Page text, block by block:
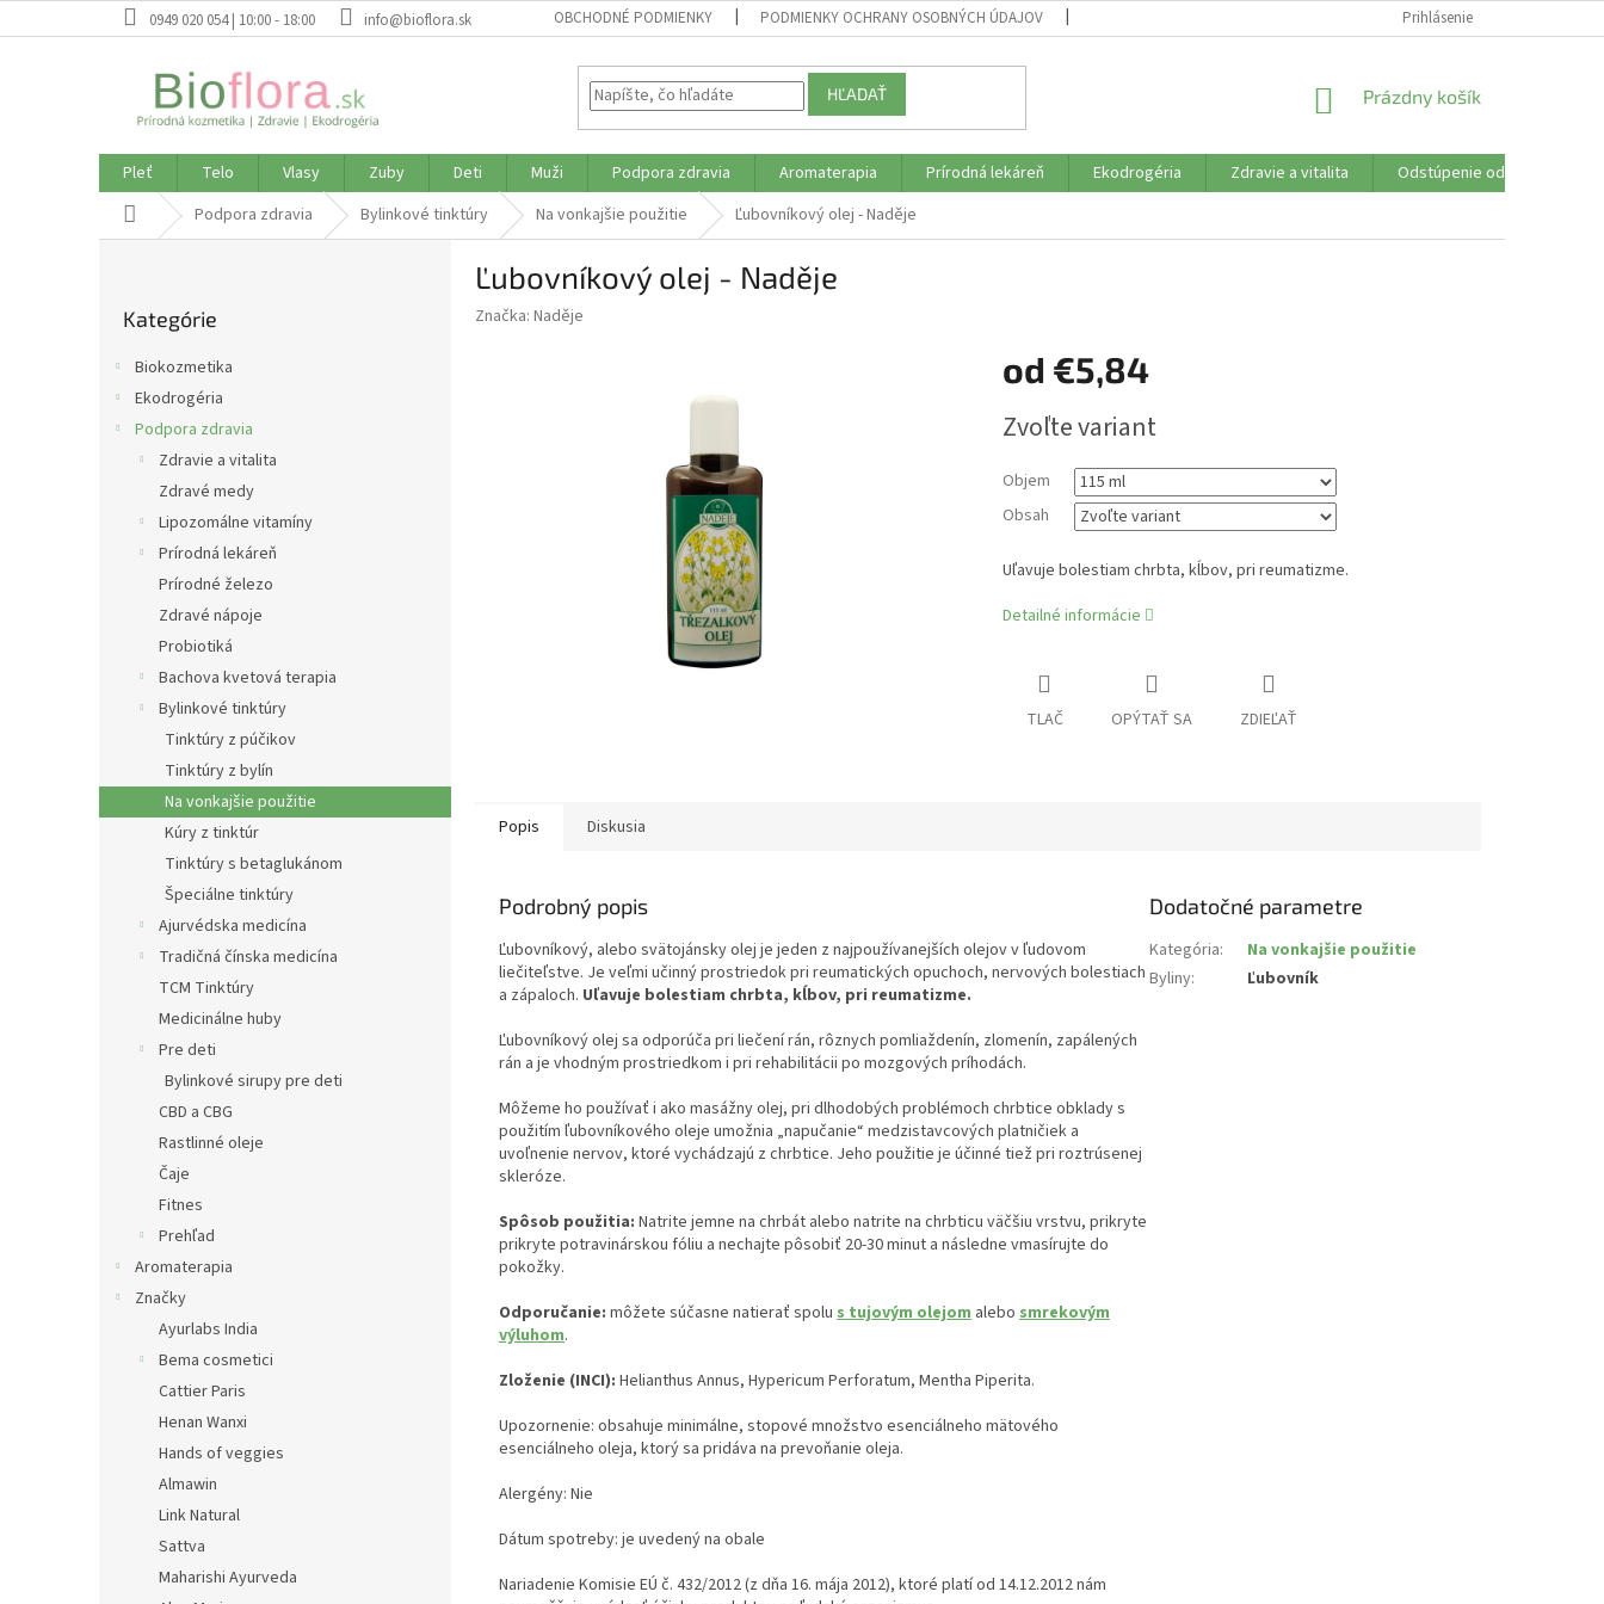
na
0949 020 054 | 10:00 - 18:00 info@bioflora.sk OBCHODNÉ PODMIENKY PODMIENKY OCHRANY OSOBNÝCH ÚDAJOV DOPRAVA PLATBA
Prihlásenie
HĽADAŤ
NÁKUPNÝ
Prázdny košík
Pleť Telo Vlasy Zuby Deti Muži Podpora zdravia Aromaterapia Prírodná lekáreň Ekodrogéria Zdravie a vitalita
Odstúpenie od zmluvy
DomovPodpora zdravia Bylinkové tinktúry Na vonkajšie použitie Ľubovníkový olej - Naděje
kategórie
Kategórie
Biokozmetika
Ekodrogéria
Podpora zdravia
Zdravie a vitalita
Zdravé medy
Lipozomálne vitamíny
Prírodná lekáreň
Prírodné železo
Zdravé nápoje
Probiotiká
Bachova kvetová terapia
Bylinkové tinktúry
Tinktúry z púčikov
Tinktúry z bylín
Na vonkajšie použitie
Kúry z tinktúr
Tinktúry s betaglukánom
Špeciálne tinktúry
Ajurvédska medicína
Tradičná čínska medicína
TCM Tinktúry
Medicinálne huby
Pre deti
Bylinkové sirupy pre deti
CBD a CBG
Rastlinné oleje
Čaje
Fitnes
Prehľad
Aromaterapia
Značky
Ayurlabs India
Bema cosmetici
Cattier Paris
Henan Wanxi
Hands of veggies
Almawin
Link Natural
Sattva
Maharishi Ayurveda
Ľubovníkový olej - Naděje
Značka: Naděje
od €5,84
cena:
Zvoľte variant
Objem
Obsah
Uľavuje bolestiam chrbta, kĺbov, pri reumatizme.
Detailné informácie
TLAČ OPÝTAŤ SA ZDIEĽAŤ
Popis Diskusia
Podrobný popis
Ľubovníkový, alebo svätojánsky olej je jeden z najpoužívanejších olejov v ľudovom
liečiteľstve. Je veľmi učinný prostriedok pri reumatických opuchoch, nervových bolestiach
a zápaloch. Uľavuje bolestiam chrbta, kĺbov, pri reumatizme.
Ľubovníkový olej sa odporúča pri liečení rán, rôznych pomliaždenín, zlomenín, zapálených
rán a je vhodným prostriedkom i pri rehabilitácii po mozgových príhodách.
Môžeme ho používať i ako masážny olej, pri dlhodobých problémoch chrbtice obklady s
použitím ľubovníkového oleje umožnia „napučanie“ medzistavcových platničiek a
uvoľnenie nervov, ktoré vychádzajú z chrbtice. Jeho použitie je účinné tiež pri roztrúsenej
skleróze.
Spôsob použitia: Natrite jemne na chrbát alebo natrite na chrbticu väčšiu vrstvu, prikryte
prikryte potravinárskou fóliu a nechajte pôsobiť 20-30 minut a následne vmasírujte do
pokožky.
Odporučanie: môžete súčasne natierať spolu s tujovým olejom alebo smrekovým
výluhom.
Zloženie (INCI): Helianthus Annus, Hypericum Perforatum, Mentha Piperita.
Upozornenie: obsahuje minimálne, stopové množstvo esenciálneho mätového
esenciálneho oleja, ktorý sa pridáva na prevoňanie oleja.
Alergény: Nie
Dátum spotreby: je uvedený na obale
Nariadenie Komisie EÚ č. 432/2012 (z dňa 16. mája 2012), ktoré platí od 14.12.2012 nám
Dodatočné parametre
Kategória:
Na vonkajšie použitie
Byliny: Ľubovník